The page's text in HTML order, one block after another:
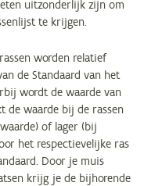
uitzonderlijk zijn om
te krijgen.
worden relatief
de Standaard van het
wordt de waarde van
de waarde bij de rassen
of lager (bij
het respectievelijke ras
Door je muis
krijg je de bijhorende